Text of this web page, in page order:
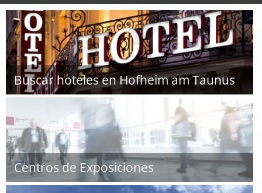
Buscar hoteles en Hofheim am Taunus
Centros de Exposiciones